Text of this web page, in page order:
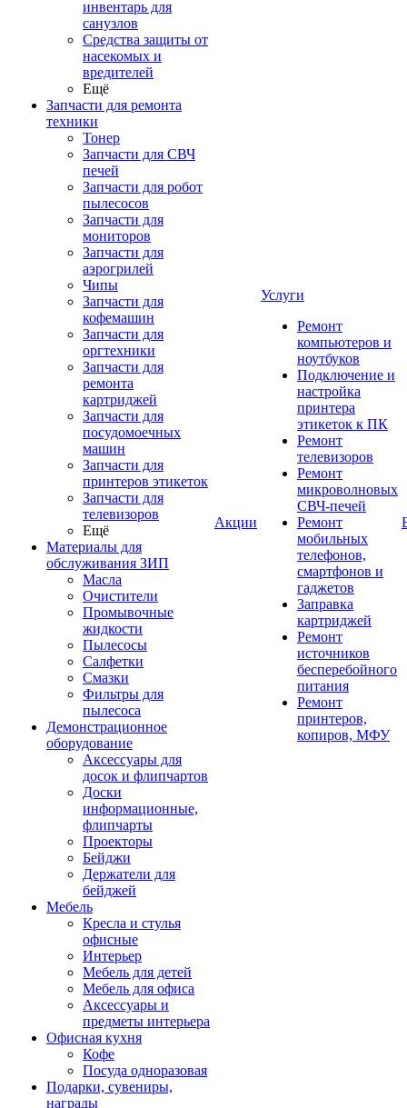
инвентарь для
санузлов
Средства защиты от
насекомых и
вредителей
Ещё
Запчасти для ремонта
техники
Тонер
Запчасти для СВЧ
печей
Запчасти для робот
пылесосов
Запчасти для
мониторов
Запчасти для
аэрогрилей
Чипы
Запчасти для
кофемашин
Запчасти для
оргтехники
Запчасти для
ремонта
картриджей
Запчасти для
посудомоечных
машин
Запчасти для
принтеров этикеток
Запчасти для
телевизоров
Ещё
Материалы для
обслуживания ЗИП
Масла
Очистители
Промывочные
жидкости
Пылесосы
Салфетки
Смазки
Фильтры для
пылесоса
Демонстрационное
оборудование
Аксессуары для
досок и флипчартов
Доски
информационные,
флипчарты
Проекторы
Бейджи
Держатели для
бейджей
Мебель
Кресла и стулья
офисные
Интерьер
Мебель для детей
Мебель для офиса
Аксессуары и
предметы интерьера
Офисная кухня
Кофе
Посуда одноразовая
Подарки, сувениры,
награды
Акции
Услуги
Ремонт
компьютеров и
ноутбуков
Подключение и
настройка
принтера
этикеток к ПК
Ремонт
телевизоров
Ремонт
микроволновых
СВЧ-печей
Ремонт
мобильных
телефонов,
смартфонов и
гаджетов
Заправка
картриджей
Ремонт
источников
бесперебойного
питания
Ремонт
принтеров,
копиров, МФУ